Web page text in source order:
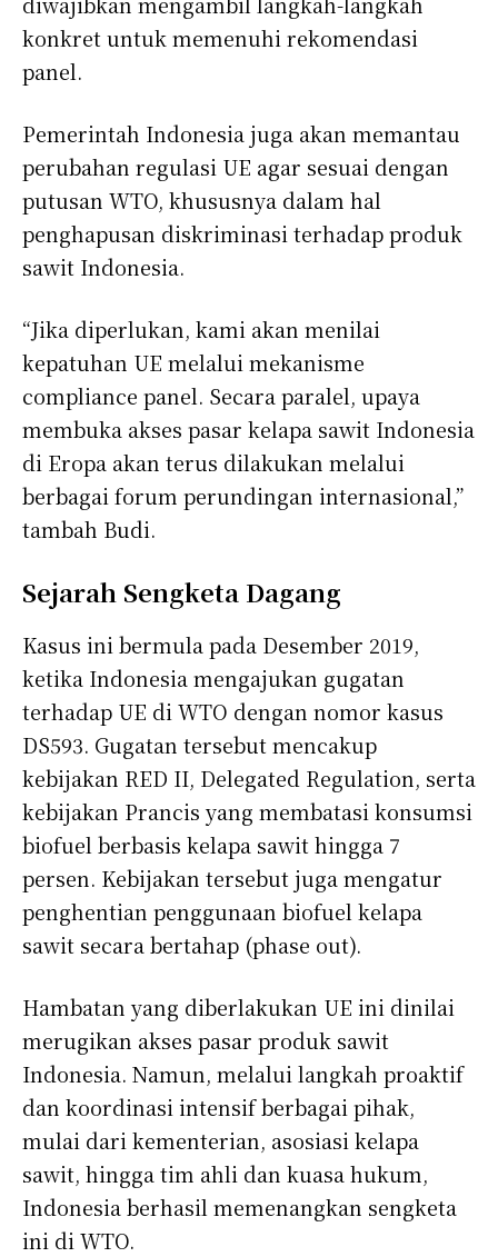
konkret untuk memenuhi rekomendasi
panel.
Pemerintah Indonesia juga akan memantau
perubahan regulasi UE agar sesuai dengan
putusan WTO, khususnya dalam hal
penghapusan diskriminasi terhadap produk
sawit Indonesia.
“Jika diperlukan, kami akan menilai
kepatuhan UE melalui mekanisme
compliance panel. Secara paralel, upaya
membuka akses pasar kelapa sawit Indonesia
di Eropa akan terus dilakukan melalui
berbagai forum perundingan internasional,”
tambah Budi.
Sejarah Sengketa Dagang
Kasus ini bermula pada Desember 2019,
ketika Indonesia mengajukan gugatan
terhadap UE di WTO dengan nomor kasus
DS593. Gugatan tersebut mencakup
kebijakan RED II, Delegated Regulation, serta
kebijakan Prancis yang membatasi konsumsi
biofuel berbasis kelapa sawit hingga 7
persen. Kebijakan tersebut juga mengatur
penghentian penggunaan biofuel kelapa
sawit secara bertahap (phase out).
Hambatan yang diberlakukan UE ini dinilai
merugikan akses pasar produk sawit
Indonesia. Namun, melalui langkah proaktif
dan koordinasi intensif berbagai pihak,
mulai dari kementerian, asosiasi kelapa
sawit, hingga tim ahli dan kuasa hukum,
Indonesia berhasil memenangkan sengketa
ini di WTO.